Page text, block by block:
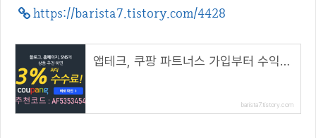
https://barista7.tistory.com/4428
앱테크, 쿠팡 파트너스 가입부터 수익까지( 추천코드 : AF5353454 )
barista7.tistory.com